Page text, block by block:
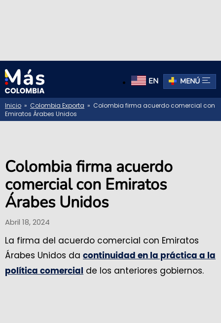
EN MENÚ
Inicio » Colombia Exporta » Colombia firma acuerdo comercial con
Emiratos Árabes Unidos
Colombia firma acuerdo
comercial con Emiratos
Árabes Unidos
Abril 18, 2024
La firma del acuerdo comercial con Emiratos
Árabes Unidos da continuidad en la práctica a la
política comercial
de los anteriores gobiernos.